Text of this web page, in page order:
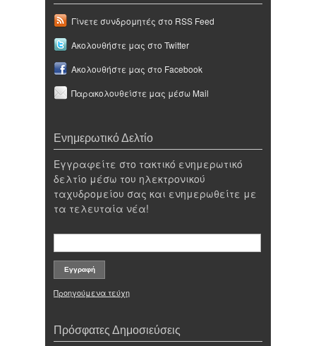
Γίνετε συνδρομητές στο RSS Feed
Ακολουθήστε μας στο Twitter
Ακολουθήστε μας στο Facebook
Παρακολουθείστε μας μέσω Mail
Ενημερωτικό Δελτίο
Εγγραφείτε στο τακτικό ενημερωτικό
δελτίο μέσω του ηλεκτρονικού
ταχυδρομείου σας και ενημερωθείτε με
τα τελευταία νέα!
Προηγούμενα τεύχη
Πρόσφατες Δημοσιεύσεις